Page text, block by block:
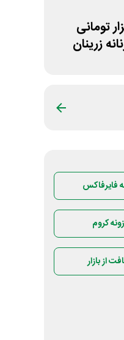
500 هزار تومانی
زرینان
فایرفاکس
کروم
از بازار